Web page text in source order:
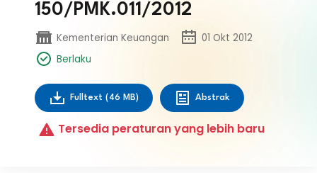
150/PMK.011/2012
Kementerian Keuangan
01 Okt 2012
Berlaku
Fulltext (46 MB) Abstrak
Tersedia peraturan yang lebih baru